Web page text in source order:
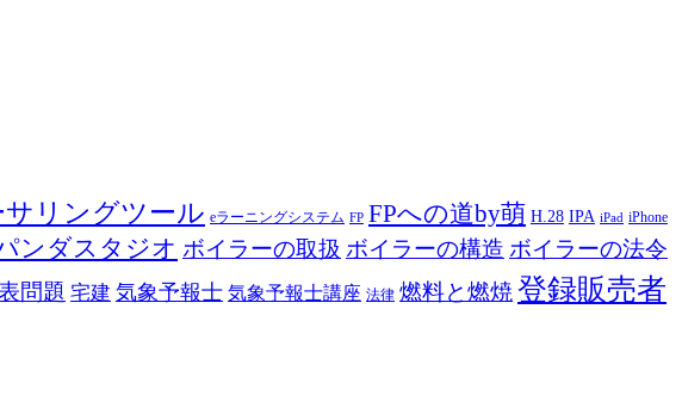
リングツール eラーニングシステム FP FPへの道by萌 H.28 IPA iPad iPhone
ンダスタジオ ボイラーの取扱 ボイラーの構造 ボイラーの法令
問題 宅建 気象予報士 気象予報士講座 法律 燃料と燃焼 登録販売者